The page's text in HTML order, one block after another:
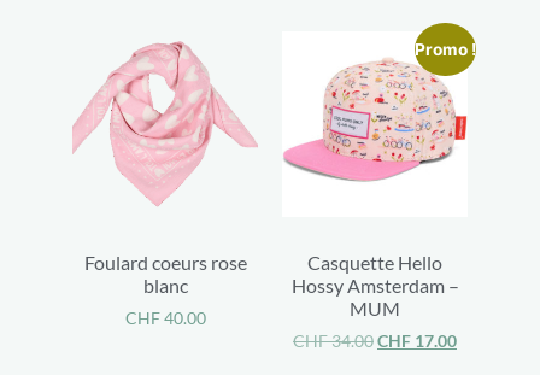
Foulard coeurs rose
blanc
CHF40.00
Promo !
Casquette Hello
Hossy Amsterdam –
MUM
CHF34.00CHF 17.00